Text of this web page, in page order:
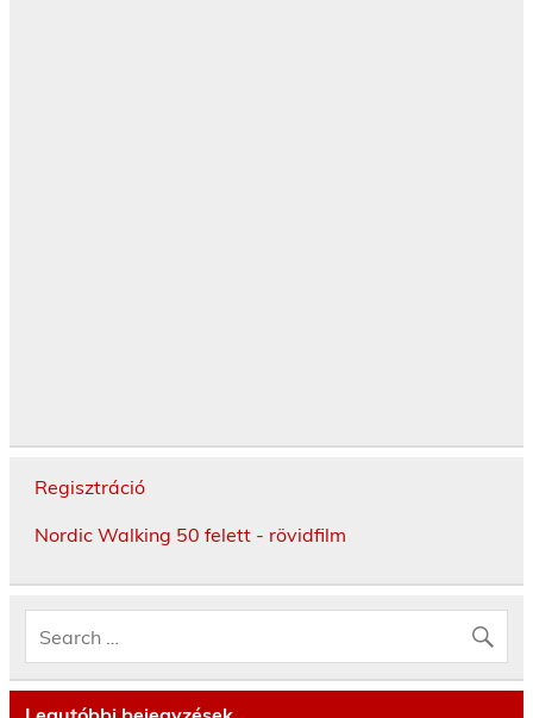
Regisztráció
Nordic Walking 50 felett - rövidfilm